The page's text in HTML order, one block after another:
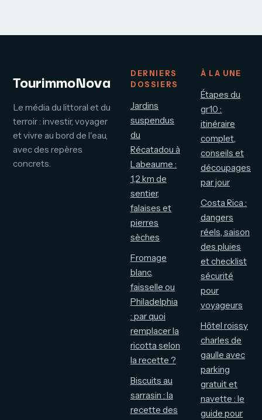
TourimmoNova
Le média du littoral et du
terroir : investir, voyager
et vivre au bord de l'eau,
avec des repères
concrets.
DERNIERS
DOSSIERS
Jardins
suspendus
du
Récatadou à
Labeaume :
1,2 km de
sentier,
falaises et
pierres
sèches
Fromage
blanc,
faisselle ou
Philadelphia
: par quoi
remplacer la
ricotta selon
la recette ?
Biscuits au
sarrasin : la
recette des
À LA UNE
Étapes du
gr10 :
itinéraire
complet,
conseils et
découpages
par jour
Costa Rica :
dangers
réels, saison
des pluies
et checklist
sécurité
pour
voyageurs
Hôtel roissy
charles de
gaulle avec
parking
gratuit et
navette : le
guide pour